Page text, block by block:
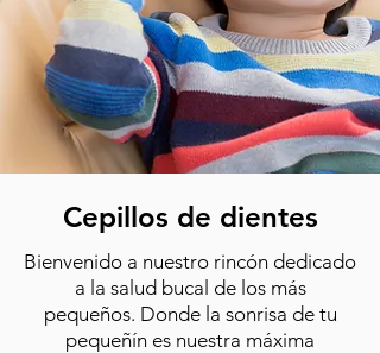
Cepillos de dientes
Bienvenido a nuestro rincón dedicado
a la salud bucal de los más
pequeños. Donde la sonrisa de tu
pequeñín es nuestra máxima